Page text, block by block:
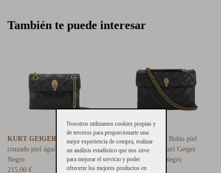
También te puede interesar
KURT GEIGER Mini bolso
cruzado piel águila Kurt Geiger
Negro
215,00 €
KURT GEIGER
Bolso piel
cruzado cadena Kurt Geiger
Kensington Bag Negro
265,00 €
Nosotros utilizamos cookies propias y
de terceros para proporcionarte una
mejor experiencia de compra, realizar
un análisis estadístico que nos sirve
para mejorar el servicio y poder
ofrecerte los mejores productos en